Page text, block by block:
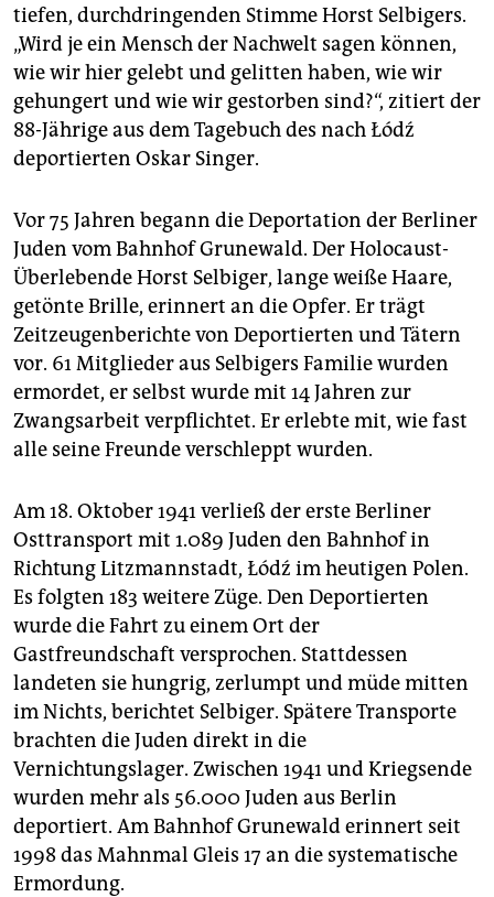
tiefen, durchdringenden Stimme Horst Selbigers.
„Wird je ein Mensch der Nachwelt sagen können,
wie wir hier gelebt und gelitten haben, wie wir
gehungert und wie wir gestorben sind?“, zitiert der
88-Jährige aus dem Tagebuch des nach Łódź
deportierten Oskar Singer.
Vor 75 Jahren begann die Deportation der Berliner
Juden vom Bahnhof Grunewald. Der Holocaust-
Überlebende Horst Selbiger, lange weiße Haare,
getönte Brille, erinnert an die Opfer. Er trägt
Zeitzeugenberichte von Deportierten und Tätern
vor. 61 Mitglieder aus Selbigers Familie wurden
ermordet, er selbst wurde mit 14 Jahren zur
Zwangsarbeit verpflichtet. Er erlebte mit, wie fast
alle seine Freunde verschleppt wurden.
Am 18. Oktober 1941 verließ der erste Berliner
Osttransport mit 1.089 Juden den Bahnhof in
Richtung Litzmannstadt, Łódź im heutigen Polen.
Es folgten 183 weitere Züge. Den Deportierten
wurde die Fahrt zu einem Ort der
Gastfreundschaft versprochen. Stattdessen
landeten sie hungrig, zerlumpt und müde mitten
im Nichts, berichtet Selbiger. Spätere Transporte
brachten die Juden direkt in die
Vernichtungslager. Zwischen 1941 und Kriegsende
wurden mehr als 56.000 Juden aus Berlin
deportiert. Am Bahnhof Grunewald erinnert seit
1998 das Mahnmal Gleis 17 an die systematische
Ermordung.